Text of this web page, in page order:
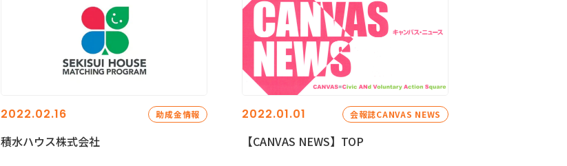
2022.02.16 助成金情報
積水ハウス株式会社
2022.01.01 会報誌CANVAS NEWS
【CANVAS NEWS】TOP